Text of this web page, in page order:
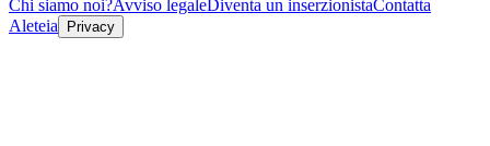
Chi siamo noi?Avviso legaleDiventa un inserzionistaContatta
Aleteia
Privacy